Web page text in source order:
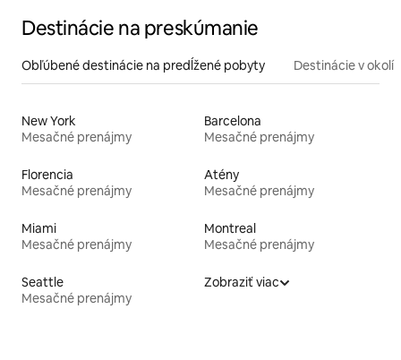
Destinácie na preskúmanie
Obľúbené destinácie na predĺžené pobyty Destinácie v okolí
New York
Mesačné prenájmy
Barcelona
Mesačné prenájmy
Florencia
Mesačné prenájmy
Atény
Mesačné prenájmy
Miami
Mesačné prenájmy
Montreal
Mesačné prenájmy
Seattle
Mesačné prenájmy
Zobraziť viac